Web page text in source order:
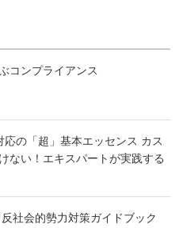
コンプライアンス
応の「超」基本エッセンス カス
ない！エキスパートが実践する
社会的勢力対策ガイドブック